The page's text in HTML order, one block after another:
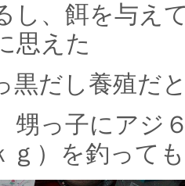
し、餌を与え
思えた
黒だし養殖だ
甥っ子にアジ
ｇ）を釣って